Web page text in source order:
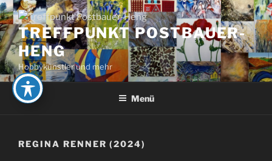
Zum
Inhalt
springenTREFFPUNKT POSTBAUER-
HENG
Hobbykünstler und mehr
Menü
REGINA RENNER (2024)